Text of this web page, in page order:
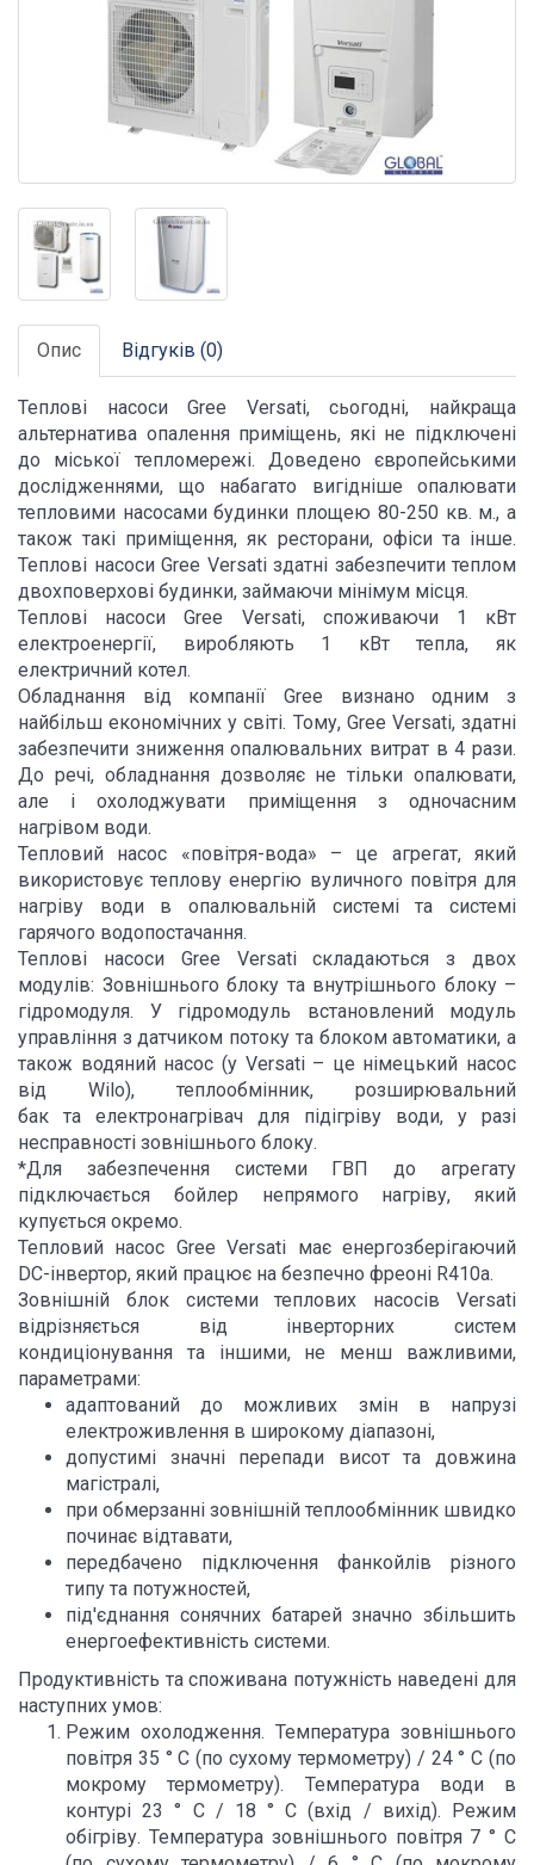
Опис Відгуків (0)
Теплові насоси Gree Versati, сьогодні, найкраща
альтернатива опалення приміщень, які не підключені
до міської тепломережі. Доведено європейськими
дослідженнями, що набагато вигідніше опалювати
тепловими насосами будинки площею 80-250 кв. м., а
також такі приміщення, як ресторани, офіси та інше.
Теплові насоси Gree Versati здатні забезпечити теплом
двохповерхові будинки, займаючи мінімум місця.
Теплові насоси Gree Versati, споживаючи 1 кВт
електроенергії, виробляють 1 кВт тепла, як
електричний котел.
Обладнання від компанії Gree визнано одним з
найбільш економічних у світі. Тому, Gree Versati, здатні
забезпечити зниження опалювальних витрат в 4 рази.
До речі, обладнання дозволяє не тільки опалювати,
але і охолоджувати приміщення з одночасним
нагрівом води.
Тепловий насос «повітря-вода» – це агрегат, який
використовує теплову енергію вуличного повітря для
нагріву води в опалювальній системі та системі
гарячого водопостачання.
Теплові насоси Gree Versati складаються з двох
модулів: Зовнішнього блоку та внутрішнього блоку –
гідромодуля. У гідромодуль встановлений модуль
управління з датчиком потоку та блоком автоматики, а
також водяний насос (у Versati – це німецький насос
від Wilo), теплообмінник, розширювальний
бак та електронагрівач для підігріву води, у разі
несправності зовнішнього блоку.
*Для забезпечення системи ГВП до агрегату
підключається бойлер непрямого нагріву, який
купується окремо.
Тепловий насос Gree Versati має енергозберігаючий
DC-інвертор, який працює на безпечно фреоні R410а.
Зовнішній блок системи теплових насосів Versati
відрізняється від інверторних систем
кондиціонування та іншими, не менш важливими,
параметрами:
адаптований до можливих змін в напрузі
електроживлення в широкому діапазоні,
допустимі значні перепади висот та довжина
магістралі,
при обмерзанні зовнішній теплообмінник швидко
починає відтавати,
передбачено підключення фанкойлів різного
типу та потужностей,
під'єднання сонячних батарей значно збільшить
енергоефективність системи.
Продуктивність та споживана потужність наведені для
наступних умов:
Режим охолодження. Температура зовнішнього
повітря 35 ° С (по сухому термометру) / 24 ° С (по
мокрому термометру). Температура води в
контурі 23 ° С / 18 ° С (вхід / вихід). Режим
обігріву. Температура зовнішнього повітря 7 ° С